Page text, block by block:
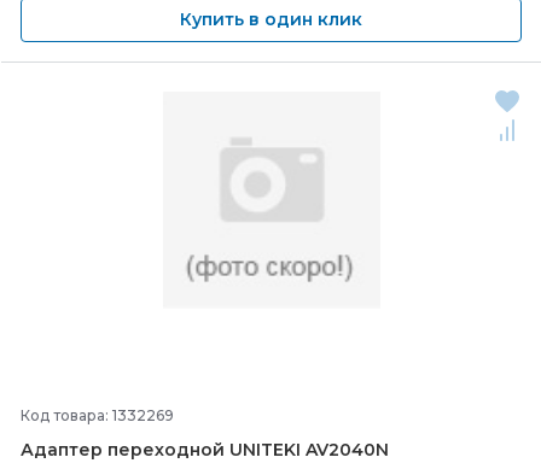
Купить в один клик
Код товара: 1332269
Адаптер переходной UNITEKI AV2040N